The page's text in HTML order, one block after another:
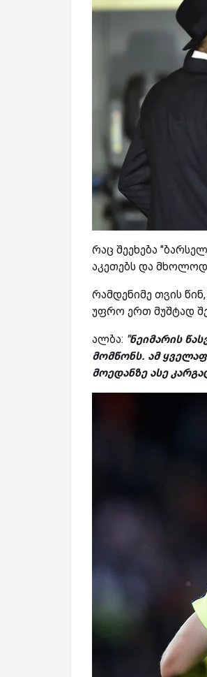
რაც შეეხება
აკეთებს და
რამდენიმე თვის
უფრო ერთ მუშტად
ალბა: "ნეიმარის
მომწონს. ამ
მოედანზე ასე